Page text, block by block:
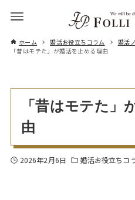
ホーム 婚活お役立ちコラム
婚活
「昔はモテた」が婚活を止める理由
「昔はモテた」
由
2026年2月6日 婚活お役立ちコ